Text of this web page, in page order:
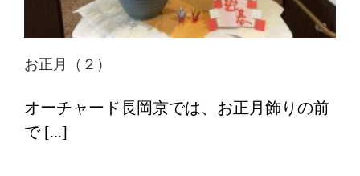
お正月（２）
オーチャード長岡京では、お正月飾りの前
で [...]